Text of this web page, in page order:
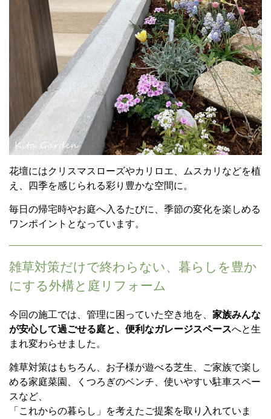
花壇にはクリスマスローズやカリロエ、ムスカリなどを植
え、四季を感じられる彩り豊かな空間に。
毎日の帰宅時やお庭へ入るたびに、季節の変化を楽しめる
ワンポイントとなっています。
雑草対策だけで終わらない、暮らしを豊か
にする外構と庭リフォーム
今回の施工では、管理に困っていた空き地を、 家族みんな
が安心して過ごせる庭と、便利なガレージスペースへと生
まれ変わらせました。
雑草対策はもちろん、お子様が遊べる芝生、ご家族で楽し
める家庭菜園、くつろぎのベンチ、使いやすい駐車スペー
スなど、
「これからの暮らし」を考えたご提案を取り入れていま